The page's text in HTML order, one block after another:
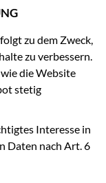
zu dem Zweck,
zu verbessern.
die Website
stetig
Interesse in
Daten nach Art. 6